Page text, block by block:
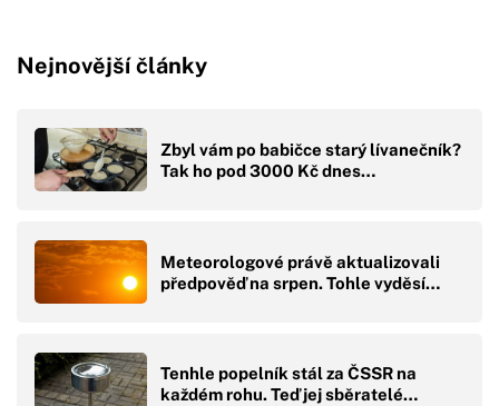
Nejnovější články
Zbyl vám po babičce starý lívanečník?
Tak ho pod 3000 Kč dnes…
Meteorologové právě aktualizovali
předpověď na srpen. Tohle vyděsí…
Tenhle popelník stál za ČSSR na
každém rohu. Teď jej sběratelé…